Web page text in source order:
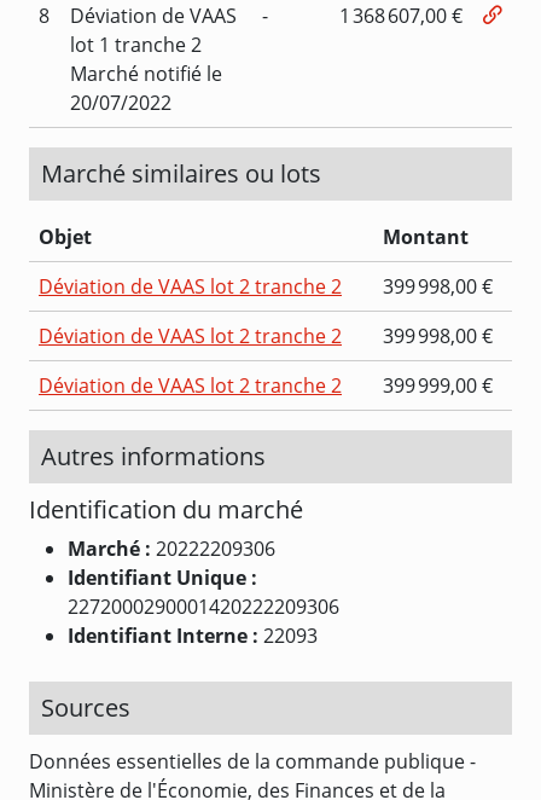
8
Déviation de VAAS
lot 1 tranche 2
Marché notifié le
20/07/2022
- 1 368 607,00 €
Marché similaires ou lots
Objet
Montant
Déviation de VAAS lot 2 tranche 2
399 998,00 €
Déviation de VAAS lot 2 tranche 2
399 998,00 €
Déviation de VAAS lot 2 tranche 2
399 999,00 €
Autres informations
Identification du marché
Marché : 20222209306
Identifiant Unique :
2272000290001420222209306
Identifiant Interne : 22093
Sources
Données essentielles de la commande publique -
Ministère de l'Économie, des Finances et de la